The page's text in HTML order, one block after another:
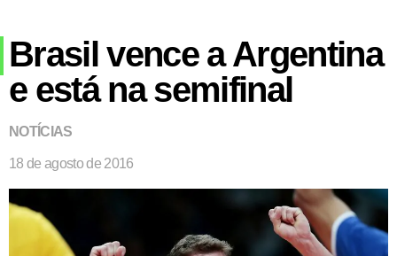
Brasil vence a Argentina
e está na semifinal
NOTÍCIAS
18 de agosto de 2016